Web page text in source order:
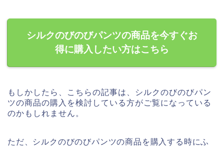
シルクのびのびパンツの商品を今すぐお
得に購入したい方はこちら
もしかしたら、こちらの記事は、シルクのびのびパン
ツの商品の購入を検討している方がご覧になっている
のかもしれません。
ただ、シルクのびのびパンツの商品を購入する時にふ